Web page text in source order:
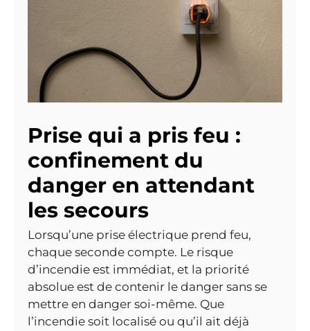
Prise qui a pris feu :
confinement du
danger en attendant
les secours
Lorsqu’une prise électrique prend feu,
chaque seconde compte. Le risque
d’incendie est immédiat, et la priorité
absolue est de contenir le danger sans se
mettre en danger soi-même. Que
l’incendie soit localisé ou qu’il ait déjà